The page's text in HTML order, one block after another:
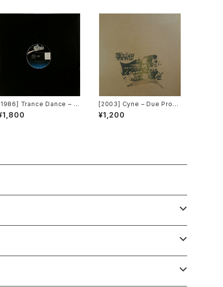
Trance Dance – D
The Dance [Epic]
[2003] Cyne – Due Progr
ess [Botanica Del Jibar
o]
¥1,200